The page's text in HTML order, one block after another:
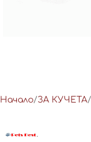
Начало ЗА КУЧЕТА